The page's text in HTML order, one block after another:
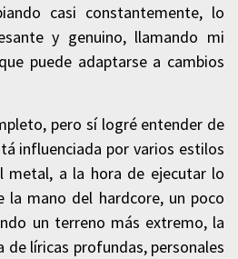
casi constantemente, lo
y genuino, llamando mi
puede adaptarse a cambios
pero sí logré entender de
influenciada por varios estilos
metal, a la hora de ejecutar lo
la mano del hardcore, un poco
un terreno más extremo, la
de líricas profundas, personales